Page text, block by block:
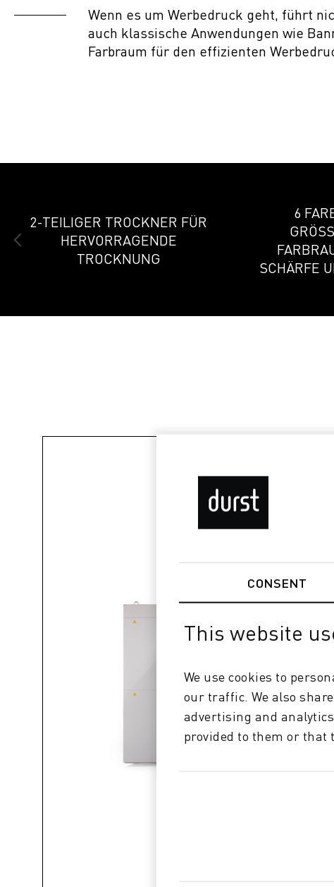
CONSENT
This website
We use cookies to
our traffic. We also
advertising and
provided to them or that
Wenn es um Werbedruck geht, führt
auch klassische Anwendungen wie
Farbraum für den effizienten
2-TEILIGER TROCKNER FÜR
HERVORRAGENDE
TROCKNUNG
6
CHÄRFE